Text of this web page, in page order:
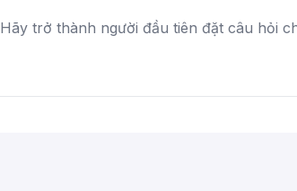
Hãy trở thành người đầu tiên đặt câu hỏi